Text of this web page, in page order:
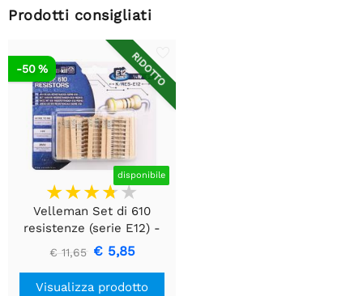
Prodotti consigliati
RIDOTTO
disponibile
-50 %
Velleman Set di 610
resistenze (serie E12) -
1/4W - 5%
€ 11,65 € 5,85
Visualizza prodotto